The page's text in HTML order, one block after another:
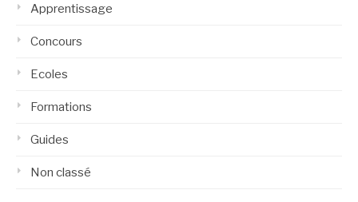
Apprentissage
Concours
Ecoles
Formations
Guides
Non classé